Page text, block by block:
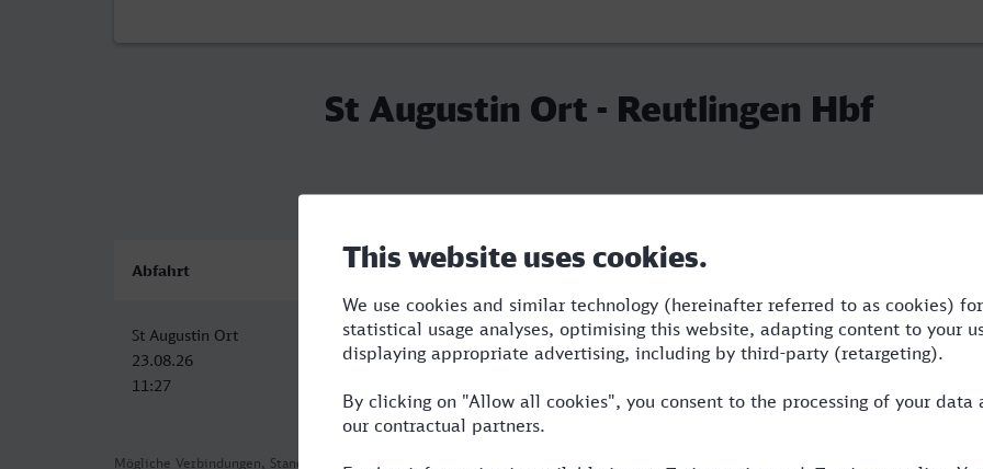
St Augustin Ort - Reutlingen Hbf
Mögliche Verbindungen, Stand: 2026-08-09 05:35
Abfahrt Ankunft Dauer Umstiege
St Augustin Ort
23.08.26
11:27
Reutlingen Hbf
23.08.26
3:16 2 STR,RE,ICE